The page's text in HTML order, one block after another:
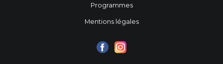
Programmes
Mentions légales